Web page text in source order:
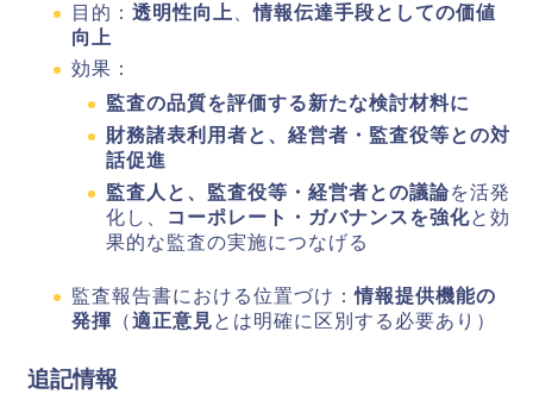
目的： 透明性向上 、情報伝達手段としての価値
向上
効果：
監査の品質を評価する新たな検討材料に
財務諸表利用者と、経営者・監査役等との対
話促進
監査人と、監査役等・経営者との議論を活発
化し、
コーポレート・ガバナンスを強化と効
果的な監査の実施につなげる
監査報告書における位置づけ：情報提供機能の
発揮 （適正意見とは明確に区別する必要あり）
追記情報